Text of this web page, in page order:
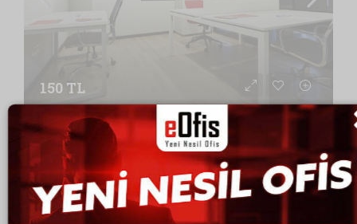
150 TL
eofis Şişli Nurol Tower Toplantı Odası
İzzetpaşa Mahallesi, Yeni Yol Caddesi, Nurol Tower Şişli, İstanbul / Türkiye , Vergi Dairesi: KAĞITHANE VERGİ DAİRESİ, İstanbul
EOFIS